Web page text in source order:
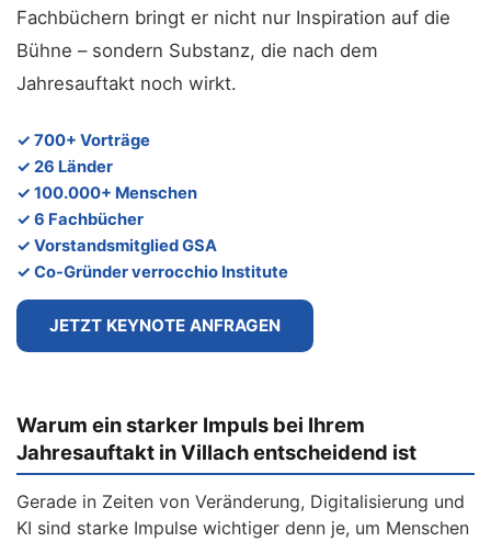
Fachbüchern bringt er nicht nur Inspiration auf die
Bühne – sondern Substanz, die nach dem
Jahresauftakt noch wirkt.
✓ 700+ Vorträge
✓ 26 Länder
✓ 100.000+ Menschen
✓ 6 Fachbücher
✓ Vorstandsmitglied GSA
✓ Co-Gründer verrocchio Institute
JETZT KEYNOTE ANFRAGEN
Warum ein starker Impuls bei Ihrem
Jahresauftakt in Villach entscheidend ist
Gerade in Zeiten von Veränderung, Digitalisierung und
KI sind starke Impulse wichtiger denn je, um Menschen